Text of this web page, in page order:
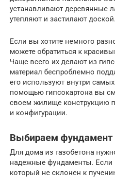
устанавливают деревянные
утепляют и застилают доской.
Если вы хотите немного
можете обратиться к
Чаще всего их делают из
материал беспроблемно
его используют внутри
помощью гипсокартона вы
своем жилище конструкцию
и конфигурации.
Выбираем фундамент
Для дома из газобетона
надежные фундаменты. Если
который не склонен к